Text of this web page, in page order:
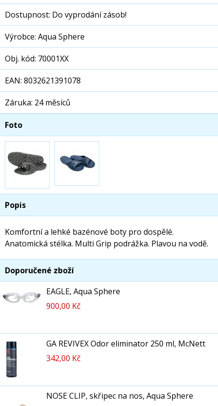
Dostupnost: Do vyprodání zásob!
Výrobce: Aqua Sphere
Obj. kód: 70001XX
EAN: 8032621391078
Záruka: 24 měsíců
Foto
Popis
Komfortní a lehké bazénové boty pro dospělé.
Anatomická stélka. Multi Grip podrážka. Plavou na vodě.
Doporučené zboží
EAGLE, Aqua Sphere
900,00 Kč
GA REVIVEX Odor eliminator 250 ml, McNett
342,00 Kč
NOSE CLIP, skřipec na nos, Aqua Sphere